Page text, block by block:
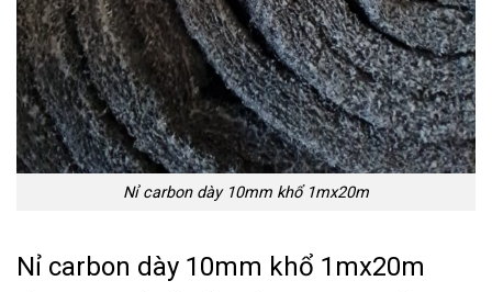
Nỉ carbon dày 10mm khổ 1mx20m
Nỉ carbon dày 10mm khổ 1mx20m